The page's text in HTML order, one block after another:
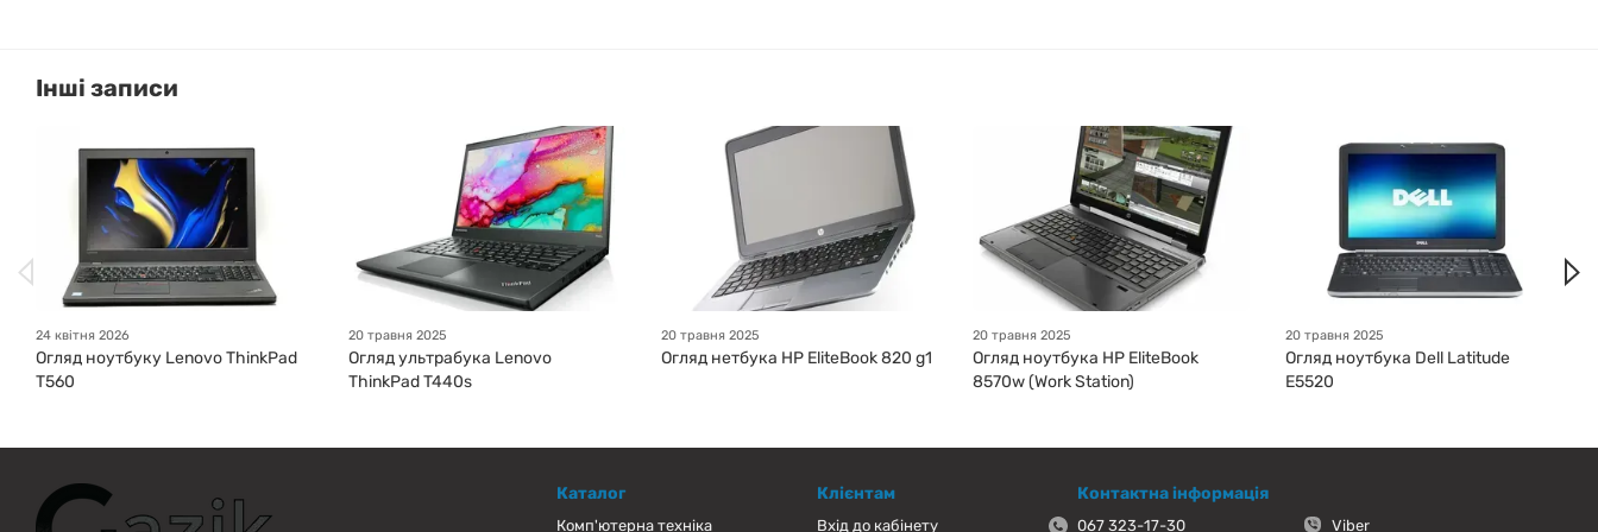
Інші записи
24 квітня 2026
Огляд ноутбуку Lenovo ThinkPad
T560
20 травня 2025
Огляд ультрабука Lenovo
ThinkPad T440s
20 травня 2025
Огляд нетбука HP EliteBook 820 g1
20 травня 2025
Огляд ноутбука HP EliteBook
8570w (Work Station)
20 травня 2025
Огляд ноутбука Dell Latitude
E5520
Каталог
Комп'ютерна техніка
Клієнтам
Вхід до кабінету
Контактна інформація
067 323-17-30 Viber
GAZIKAI
Онлайн · пошук техніки
Привіт! 👋 Я Gazik AI — допоможу
підібрати вживану комп'ютерну
техніку. Що шукаєш?